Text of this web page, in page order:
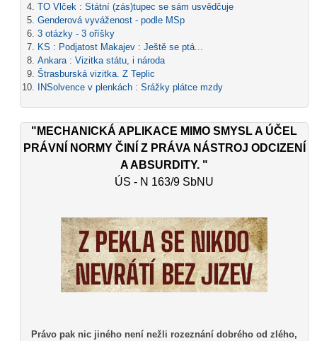
TO Vlček : Státní (zás)tupec se sám usvědčuje
Genderová vyváženost - podle MSp
3 otázky - 3 oříšky
KS : Podjatost Makajev : Ještě se ptá...
Ankara : Vizitka státu, i národa
Štrasburská vizitka. Z Teplic
INSolvence v plenkách : Srážky plátce mzdy
"MECHANICKÁ APLIKACE MIMO SMYSL A ÚČEL
PRÁVNÍ NORMY ČINÍ Z PRÁVA NÁSTROJ ODCIZENÍ
A ABSURDITY. "
ÚS - N 163/9 SbNU
Právo pak nic jiného není nežli rozeznání dobrého od zlého,